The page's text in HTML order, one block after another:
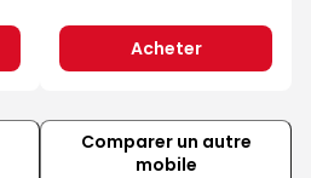
Acheter
Comparer un autre
mobile